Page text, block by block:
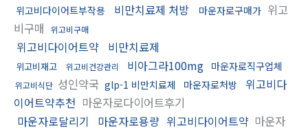
위고비다이어트부작용 비만치료제 처방 마운자로구매가 위고
비구매
위고비구매
위고비다이어트약 비만치료제
위고비재고 위고비건강관리 비아그라100mg 마운자로직구업체
위고비식단 성인약국 glp-1 비만치료제 마운자로처방
위고비다
이어트약추천 마운자로다이어트후기
마운자로달리기
마운자로용량 위고비다이어트약 마운자